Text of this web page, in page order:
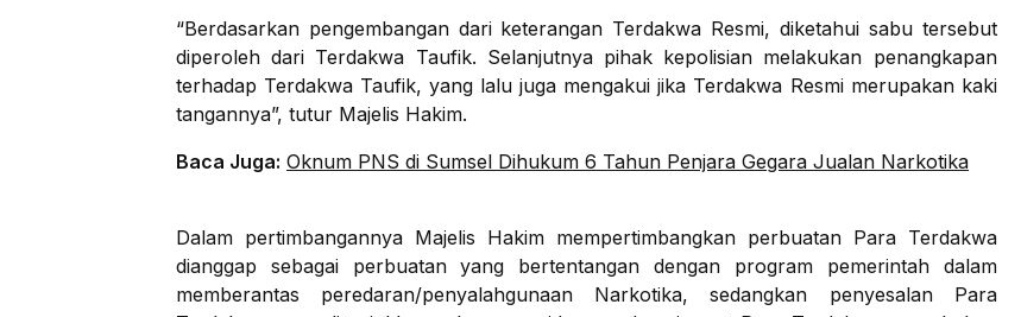
“Berdasarkan pengembangan dari keterangan Terdakwa Resmi, diketahui sabu tersebut
diperoleh dari Terdakwa Taufik. Selanjutnya pihak kepolisian melakukan penangkapan
terhadap Terdakwa Taufik, yang lalu juga mengakui jika Terdakwa Resmi merupakan kaki
tangannya”, tutur Majelis Hakim.
Baca Juga: Oknum PNS di Sumsel Dihukum 6 Tahun Penjara Gegara Jualan Narkotika
Dalam pertimbangannya Majelis Hakim mempertimbangkan perbuatan Para Terdakwa
dianggap sebagai perbuatan yang bertentangan dengan program pemerintah dalam
memberantas peredaran/penyalahgunaan Narkotika, sedangkan penyesalan Para